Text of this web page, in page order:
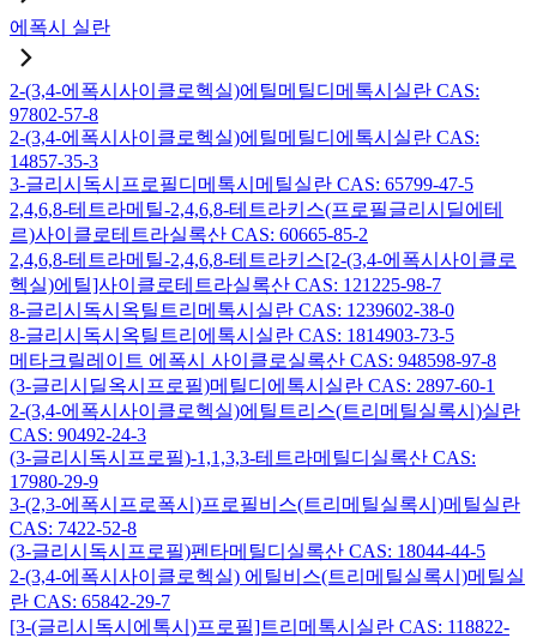
에폭시 실란
2-(3,4-에폭시사이클로헥실)에틸메틸디메톡시실란 CAS:
97802-57-8
2-(3,4-에폭시사이클로헥실)에틸메틸디에톡시실란 CAS:
14857-35-3
3-글리시독시프로필디메톡시메틸실란 CAS: 65799-47-5
2,4,6,8-테트라메틸-2,4,6,8-테트라키스(프로필글리시딜에테
르)사이클로테트라실록산 CAS: 60665-85-2
2,4,6,8-테트라메틸-2,4,6,8-테트라키스[2-(3,4-에폭시사이클로
헥실)에틸]사이클로테트라실록산 CAS: 121225-98-7
8-글리시독시옥틸트리메톡시실란 CAS: 1239602-38-0
8-글리시독시옥틸트리에톡시실란 CAS: 1814903-73-5
메타크릴레이트 에폭시 사이클로실록산 CAS: 948598-97-8
(3-글리시딜옥시프로필)메틸디에톡시실란 CAS: 2897-60-1
2-(3,4-에폭시사이클로헥실)에틸트리스(트리메틸실록시)실란
CAS: 90492-24-3
(3-글리시독시프로필)-1,1,3,3-테트라메틸디실록산 CAS:
17980-29-9
3-(2,3-에폭시프로폭시)프로필비스(트리메틸실록시)메틸실란
CAS: 7422-52-8
(3-글리시독시프로필)펜타메틸디실록산 CAS: 18044-44-5
2-(3,4-에폭시사이클로헥실) 에틸비스(트리메틸실록시)메틸실
란 CAS: 65842-29-7
[3-(글리시독시에톡시)프로필]트리메톡시실란 CAS: 118822-